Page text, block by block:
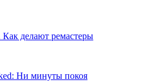
Как делают ремастеры
Ни минуты покоя